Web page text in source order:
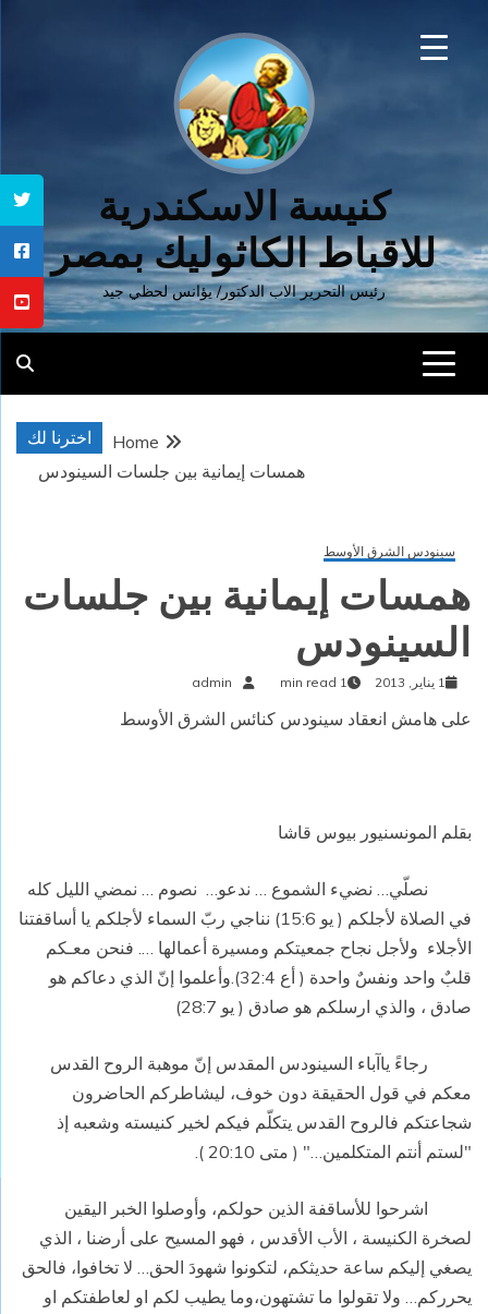
كنيسة الاسكندرية
للاقباط الكاثوليك بمصر
رئيس التحرير الاب الدكتور/ يؤانس لحظي جيد
اخترنا لك
Home
همسات إيمانية بين جلسات السينودس
سينودس الشرق الأوسط
همسات إيمانية بين جلسات
السينودس
1 يناير, 2013 1 min read
admin
على هامش انعقاد سينودس كنائس الشرق الأوسط
بقلم المونسنيور بيوس قاشا
نصلّي… نضيء الشموع … ندعو… نصوم … نمضي الليل كله
في الصلاة لأجلكم ( يو 15:6) نناجي ربّ السماء لأجلكم يا أساقفتنا
الأجلاء ولأجل نجاح جمعيتكم ومسيرة أعمالها …. فنحن معـكم
قلبٌ واحد ونفسٌ واحدة ( أع 32:4).وأعلموا إنّ الذي دعاكم هو
صادق ، والذي ارسلكم هو صادق ( يو 28:7)
رجاءً ياآباء السينودس المقدس إنّ موهبة الروح القدس
معكم في قول الحقيقة دون خوف، ليشاطركم الحاضرون
شجاعتكم فالروح القدس يتكلّم فيكم لخير كنيسته وشعبه إذ
"لستم أنتم المتكلمين…" ( متى 20:10 ).
اشرحوا للأساقفة الذين حولكم، وأوصلوا الخبر اليقين
لصخرة الكنيسة ، الأب الأقدس ، فهو المسيح على أرضنا ، الذي
يصغي إليكم ساعة حديثكم، لتكونوا شهودَ الحق… لا تخافوا، فالحق
يحرركم… ولا تقولوا ما تشتهون،وما يطيب لكم او لعاطفتكم او